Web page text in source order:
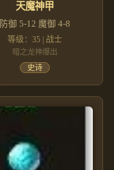
天魔神甲
防御 5-12 魔御 4-8
等级：35 | 战士
暗之龙神爆出
史诗